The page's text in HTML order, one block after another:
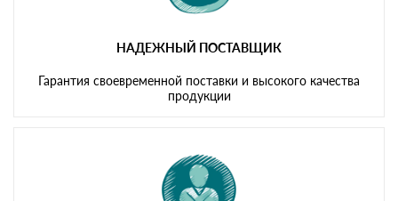
НАДЕЖНЫЙ ПОСТАВЩИК
Гарантия своевременной поставки и высокого качества
продукции